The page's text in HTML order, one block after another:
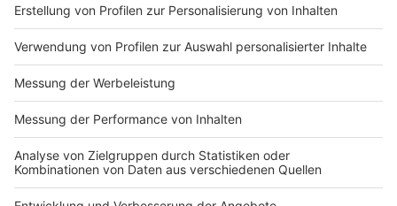
um.html Datenschutz:
es/article157550705/Daten
es/article157550705/Daten
schutzerklaerung-WELT-
DIGITAL.html
Impressum
Nutzungsbedingungen
Jobs
Kontakt
Studio-Hotline
Newsletter